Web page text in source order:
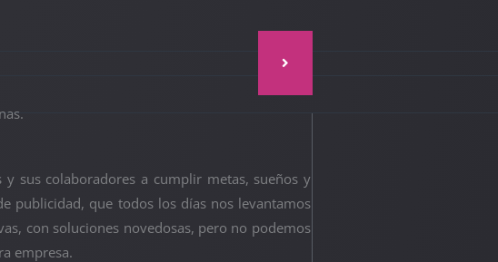
y sus colaboradores a cumplir metas, sueños y
publicidad, que todos los días nos levantamos
con soluciones novedosas, pero no podemos
empresa.